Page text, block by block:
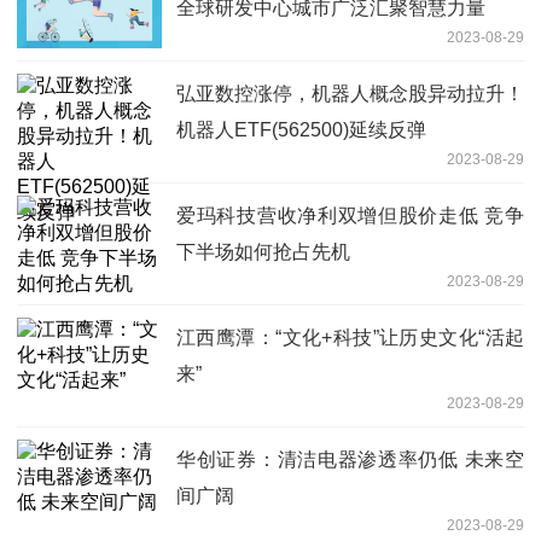
全球研发中心城市广泛汇聚智慧力量
2023-08-29
弘亚数控涨停，机器人概念股异动拉升！
机器人ETF(562500)延续反弹
2023-08-29
爱玛科技营收净利双增但股价走低 竞争
下半场如何抢占先机
2023-08-29
江西鹰潭：“文化+科技”让历史文化“活起
来”
2023-08-29
华创证券：清洁电器渗透率仍低 未来空
间广阔
2023-08-29